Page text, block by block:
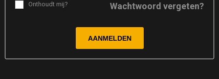
Wachtwoord vergeten?
Onthoudt mij?